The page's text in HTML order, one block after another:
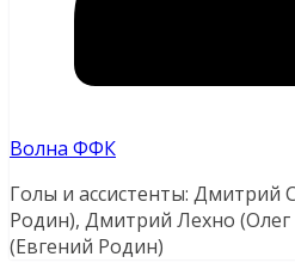
Волна ФФК
Голы и ассистенты: Дмитрий
Родин), Дмитрий Лехно
(Евгений Родин)